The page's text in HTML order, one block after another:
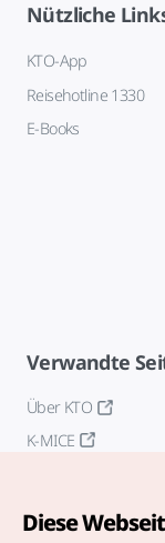
Nützliche
KTO-App
Reisehotline 1330
E-Books
Verwandte
Über KTO
K-MICE
Diese